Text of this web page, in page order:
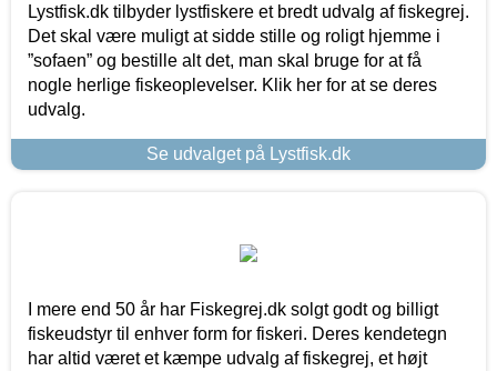
Lystfisk.dk tilbyder lystfiskere et bredt udvalg af fiskegrej.
Det skal være muligt at sidde stille og roligt hjemme i
”sofaen” og bestille alt det, man skal bruge for at få
nogle herlige fiskeoplevelser. Klik her for at se deres
udvalg.
Se udvalget på Lystfisk.dk
I mere end 50 år har Fiskegrej.dk solgt godt og billigt
fiskeudstyr til enhver form for fiskeri. Deres kendetegn
har altid været et kæmpe udvalg af fiskegrej, et højt